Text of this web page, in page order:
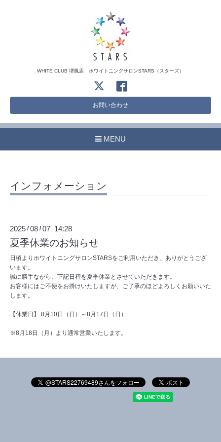
WHITE CLUB 堺鳳店 ホワイトニングサロンSTARS（スターズ）
お問い合わせ
MENU
インフォメーション
2025 /08 /07 14:28
夏季休業のお知らせ
日頃よりホワイトニングサロンSTARSをご利用いただき、ありがとうござ
います。
誠に勝手ながら、下記日程を夏季休業とさせていただきます。
お客様にはご不便をお掛けいたしますが、ご了承のほどよろしくお願いいた
します。
【休業日】 8月10日（日）～8月17日（日）
※8月18日（月）より通常営業いたします。